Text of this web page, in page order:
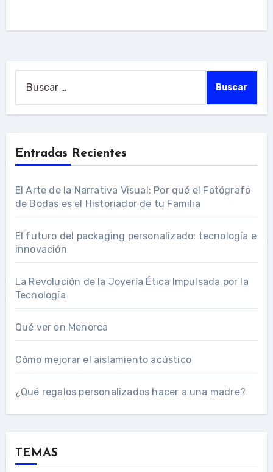
Entradas Recientes
El Arte de la Narrativa Visual: Por qué el Fotógrafo
de Bodas es el Historiador de tu Familia
El futuro del packaging personalizado: tecnología e
innovación
La Revolución de la Joyería Ética Impulsada por la
Tecnología
Qué ver en Menorca
Cómo mejorar el aislamiento acústico
¿Qué regalos personalizados hacer a una madre?
TEMAS